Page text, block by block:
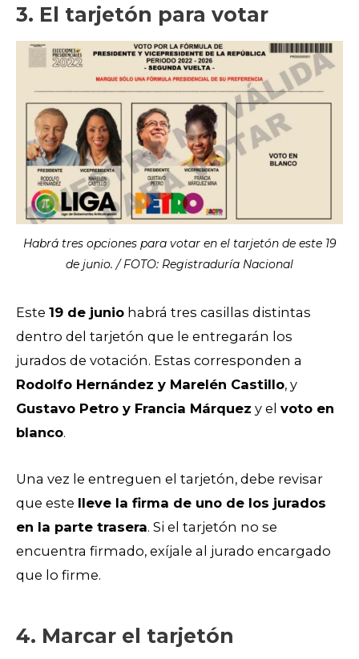
3. El tarjetón para votar
Habrá tres opciones para votar en el tarjetón de este 19
de junio. / FOTO: Registraduría Nacional
Este 19 de junio habrá tres casillas distintas
dentro del tarjetón que le entregarán los
jurados de votación. Estas corresponden a
Rodolfo Hernández y Marelén Castillo, y
Gustavo Petro y Francia Márquez y el voto en
blanco.
Una vez le entreguen el tarjetón, debe revisar
que este lleve la firma de uno de los jurados
en la parte trasera. Si el tarjetón no se
encuentra firmado, exíjale al jurado encargado
que lo firme.
4. Marcar el tarjetón